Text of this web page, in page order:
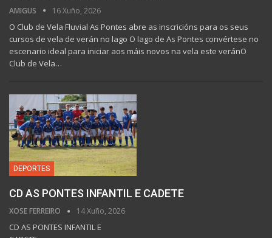
AMIGUS 16 Xuño, 2026
O Club de Vela Fluvial As Pontes abre as inscricións para os seus
cursos de vela de verán no lago O lago de As Pontes convértese no
escenario ideal para iniciar aos máis novos na vela este verán ​O
Club de Vela…
DEPORTES
CD AS PONTES INFANTIL E CADETE
XOSE FERREIRO 14 Xuño, 2026
CD AS PONTES INFANTIL E